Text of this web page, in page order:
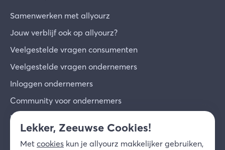
Samenwerken met allyourz
Jouw verblijf ook op allyourz?
Veelgestelde vragen consumenten
Veelgestelde vragen ondernemers
Inloggen ondernemers
Community voor ondernemers
Inschrijven voor de nieuwsbrief
Over ons
Lekker, Zeeuwse Cookies!
Met cookies kun je allyourz makkelijker gebruiken,